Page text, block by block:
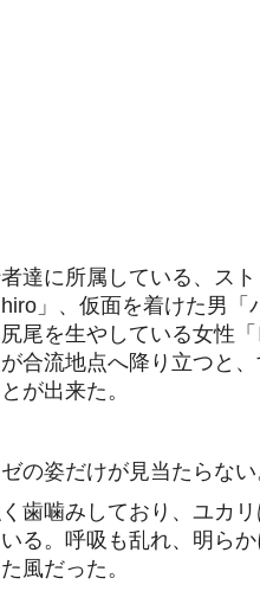
達に所属している、ス
hiro 」、仮面を着けた男
尾を生やしている女性
合流地点へ降り立つと
が出来た。
の姿だけが見当たらな
歯噛みしており、ユカ
る。呼吸も乱れ、明ら
風だった。